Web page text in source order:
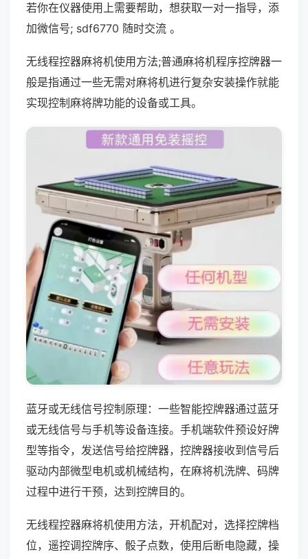
若你在仪器使用上需要帮助，想获取一对一指导，添
加微信号; sdf6770 随时交流 。
无线程控器麻将机使用方法;普通麻将机程序控牌器一
般是指通过一些无需对麻将机进行复杂安装操作就能
实现控制麻将牌功能的设备或工具。
蓝牙或无线信号控制原理：一些智能控牌器通过蓝牙
或无线信号与手机等设备连接。手机端软件预设好牌
型等指令，发送信号给控牌器，控牌器接收到信号后
驱动内部微型电机或机械结构，在麻将机洗牌、码牌
过程中进行干预，达到控牌目的。
无线程控器麻将机使用方法，开机配对，选择控牌档
位，遥控调控牌序、骰子点数，使用后断电隐藏，操